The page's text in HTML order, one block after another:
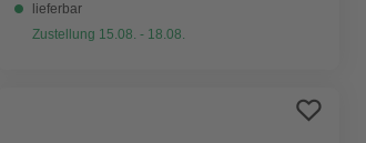
lieferbar
Zustellung 15.08. - 18.08.